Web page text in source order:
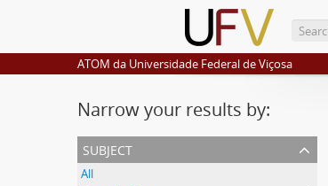
ATOM da Universidade Federal de Viçosa
Narrow your results by:
subject
All